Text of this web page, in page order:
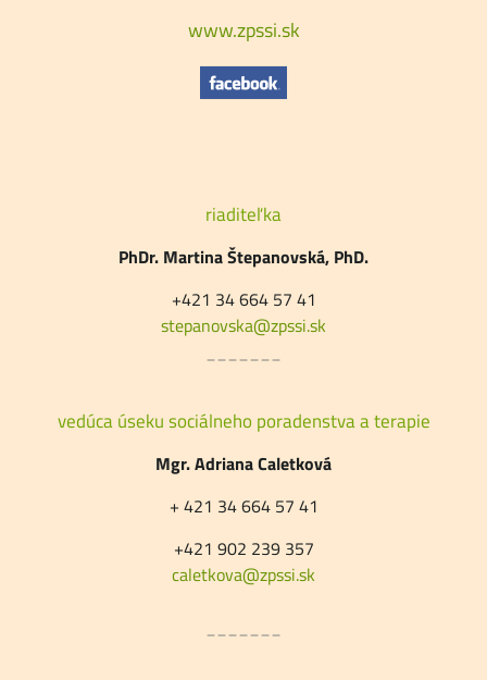
www.zpssi.sk
riaditeľka
PhDr. Martina Štepanovská, PhD.
+421 34 664 57 41
stepanovska@zpssi.sk
vedúca úseku sociálneho poradenstva a terapie
Mgr. Adriana Caletková
+ 421 34 664 57 41
+421 902 239 357
caletkova@zpssi.sk